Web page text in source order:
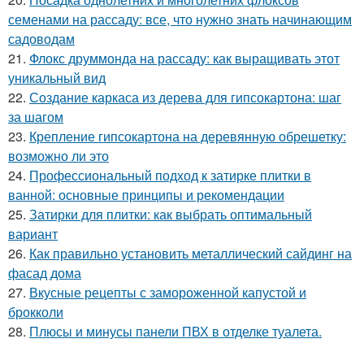
семенами на рассаду: все, что нужно знать начинающим
садоводам
21. Флокс друммонда на рассаду: как выращивать этот
уникальный вид
22. Создание каркаса из дерева для гипсокартона: шаг
за шагом
23. Крепление гипсокартона на деревянную обрешетку:
возможно ли это
24. Профессиональный подход к затирке плитки в
ванной: основные принципы и рекомендации
25. Затирки для плитки: как выбрать оптимальный
вариант
26. Как правильно установить металлический сайдинг на
фасад дома
27. Вкусные рецепты с замороженной капустой и
брокколи
28. Плюсы и минусы панели ПВХ в отделке туалета.